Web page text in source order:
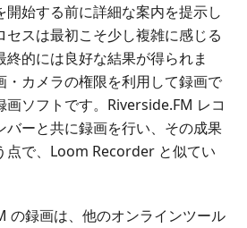
開始する前に詳細な案内を提示し
セスは最初こそ少し複雑に感じる
的には良好な結果が得られま
・カメラの権限を利用して録画で
画ソフトです。Riverside.FM レコ
バーと共に録画を行い、その成果
点で、Loom Recorder と似てい
の録画は、他のオンラインツール